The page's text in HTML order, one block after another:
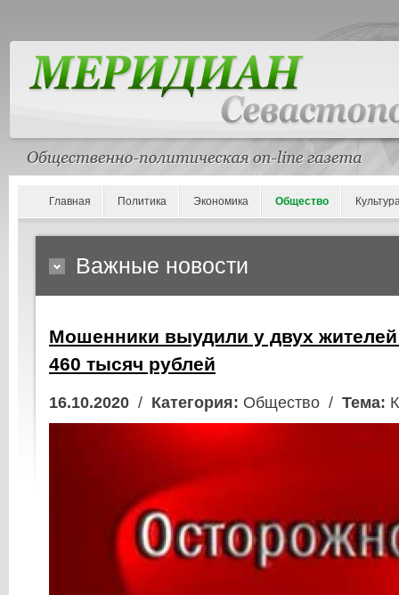
Главная Политика Экономика Общество
Важные новости
Мошенники выудили у двух
460 тысяч рублей
16.10.2020 / Категория: Общество / Тема: